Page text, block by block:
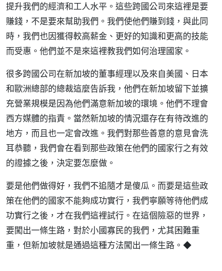
提升我們的經濟和工人水平。這些跨國公司來這裡是要
賺錢，不是要來幫助我們。我們使他們賺到錢，與此同
時，我們也因獲得較高薪金、更好的知識和更高的技能
而受惠。他們並不是來這裡教我們如何治理國家。
很多跨國公司在新加坡的董事經理以及來自美國、日本
和歐洲總部的總裁這麼告訴我，他們在新加坡留下並擴
充營業規模是因為他們滿意新加坡的環境。他們不理會
西方媒體的指責。當然新加坡的情況還存在有待改進的
地方，而且也一定會改進。我們對那些善意的意見會洗
耳恭聽，我們會在看到那些政策在他們的國家行之有效
的證據之後，決定要怎麼做。
要是他們做得好，我們不追隨才是傻瓜。而要是這些政
策在他們的國家不能夠成功實行，我們寧願等待他們成
功實行之後，才在我們這裡試行。在這個險惡的世界，
要闖出一條生路，對於小國寡民的我們，尤其困難重
重，但新加坡就是通過這種方法闖出一條生路。◆